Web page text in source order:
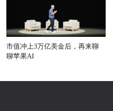
市值冲上3万亿美金后，再来聊
聊苹果AI